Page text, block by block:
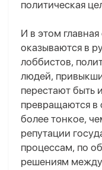
политическая
И в этом
оказываются в
лоббистов,
людей,
перестают быть
превращаются
более тонкое,
репутации
процессам, по
решениям